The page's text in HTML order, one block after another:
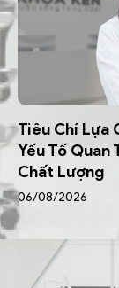
Tiêu Chí Lựa
Yếu Tố Quan
Chất Lượng
06/08/2026